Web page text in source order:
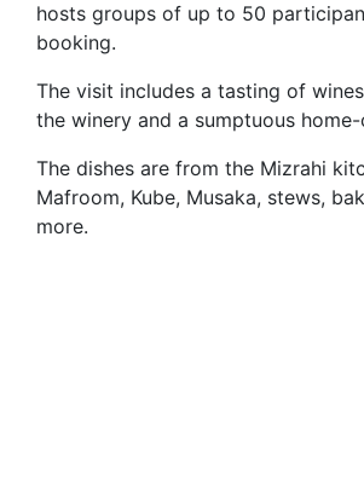
hosts groups of up to 50
booking.
The visit includes a tasting of
the winery and a sumptuous
The dishes are from the Mizrahi
Mafroom, Kube, Musaka, stews,
more.